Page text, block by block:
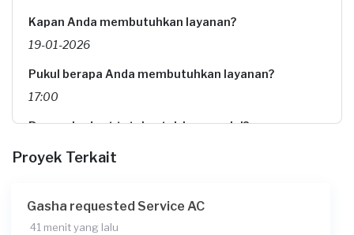
Kapan Anda membutuhkan layanan?
19-01-2026
Pukul berapa Anda membutuhkan layanan?
17:00
Berapa budget total untuk layanan ini?
Rp85.000 + Rp11.000 (biaya layanan) + Rp16.500 (biaya
Sejasa Premium)
Proyek Terkait
Gasha requested Service AC
41 menit yang lalu